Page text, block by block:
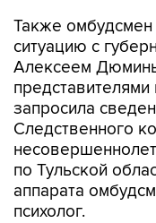
Также
ситуацию с
Алексеем
запросила
Следственного
по Тульской
аппарата
психолог.